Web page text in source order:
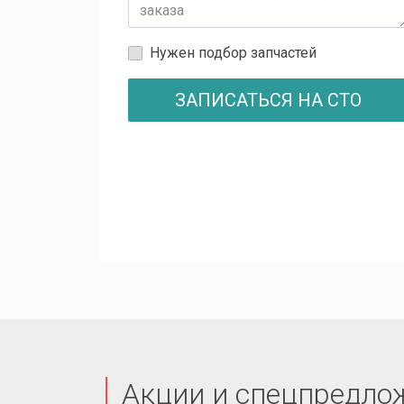
Нужен подбор запчастей
ЗАПИСАТЬСЯ НА СТО
Акции и